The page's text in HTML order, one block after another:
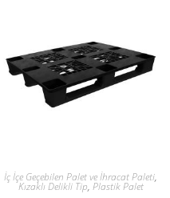
İç İçe Geçebilen Palet ve İhracat Paleti,
Kızaklı Delikli Tip, Plastik Palet